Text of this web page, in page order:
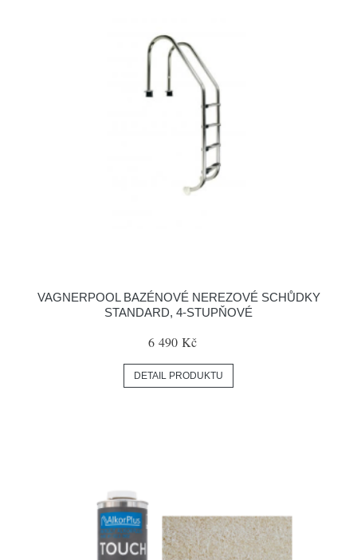
VAGNERPOOL BAZÉNOVÉ NEREZOVÉ SCHŮDKY
STANDARD, 4-STUPŇOVÉ
6 490 Kč
DETAIL PRODUKTU